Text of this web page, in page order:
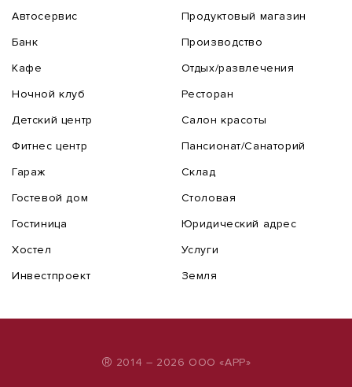
Автосервис
Банк
Кафе
Ночной клуб
Детский центр
Фитнес центр
Гараж
Гостевой дом
Гостиница
Хостел
Инвестпроект
Продуктовый магазин
Производство
Отдых/развлечения
Ресторан
Салон красоты
Пансионат/Санаторий
Склад
Столовая
Юридический адрес
Услуги
Земля
® 2014 – 2026 ООО «АРР»